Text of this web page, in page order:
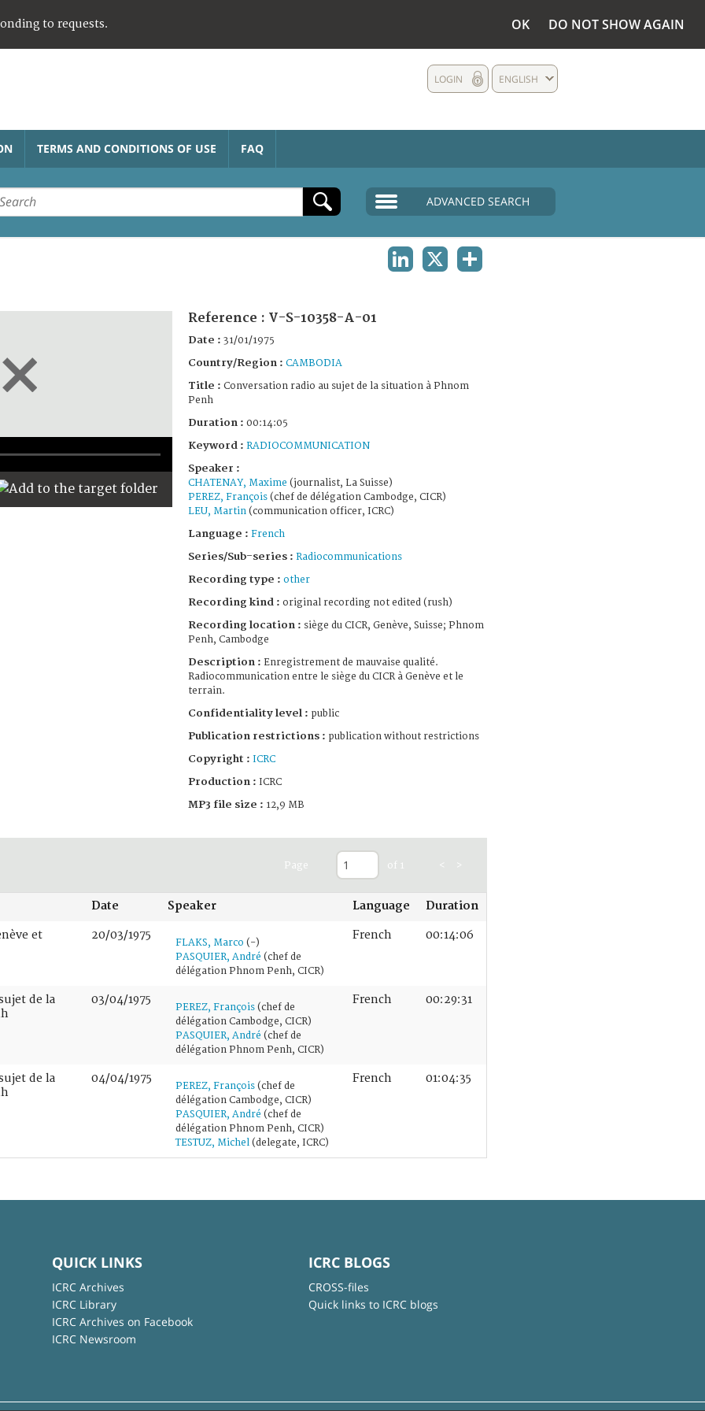
to requests. OK DO NOT SHOW AGAIN
ENGLISH
LOGIN
TERMS AND CONDITIONS OF USE FAQ
ADVANCED SEARCH
Reference : V-S-10358-A-01
Date : 31/01/1975
Country/Region : CAMBODIA
Title : Conversation radio au sujet de la situation à Phnom
Penh
Duration : 00:14:05
Keyword : RADIOCOMMUNICATION
Speaker :
CHATENAY, Maxime (journalist, La Suisse)
PEREZ, François (chef de délégation Cambodge, CICR)
LEU, Martin (communication officer, ICRC)
Language : French
Series/Sub-series : Radiocommunications
Recording type : other
Recording kind : original recording not edited (rush)
Recording location : siège du CICR, Genève, Suisse; Phnom
Penh, Cambodge
Description : Enregistrement de mauvaise qualité.
Radiocommunication entre le siège du CICR à Genève et le
terrain.
Confidentiality level : public
Publication restrictions : publication without restrictions
Copyright : ICRC
Production : ICRC
MP3 file size : 12,9 MB
Page of 1 < >
Date Speaker Language Duration
et
20/03/1975
FLAKS, Marco (-)
PASQUIER, André (chef de
délégation Phnom Penh, CICR)
French 00:14:06
de la
03/04/1975
PEREZ, François (chef de
délégation Cambodge, CICR)
PASQUIER, André (chef de
délégation Phnom Penh, CICR)
French 00:29:31
de la
04/04/1975
PEREZ, François (chef de
délégation Cambodge, CICR)
PASQUIER, André (chef de
délégation Phnom Penh, CICR)
TESTUZ, Michel (delegate, ICRC)
French 01:04:35
QUICK LINKS
ICRC Archives
ICRC Library
ICRC Archives on Facebook
ICRC Newsroom
ICRC BLOGS
CROSS-files
Quick links to ICRC blogs